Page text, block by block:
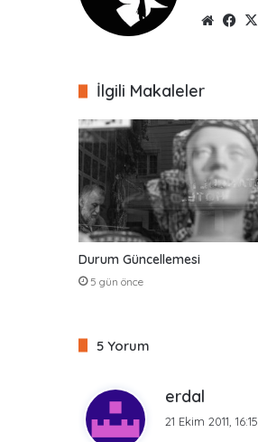
We Fa
İlgili Makaleler
Durum Güncellemesi
5 gün önce
5 Yorum
erdal
21 Ekim 2011, 16:15